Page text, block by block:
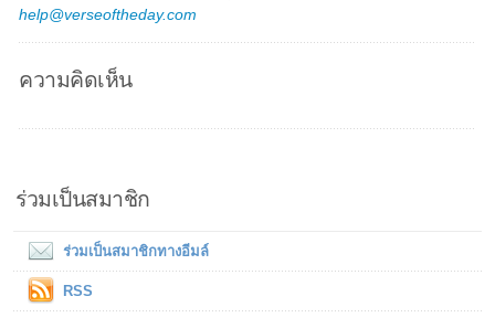
help@verseoftheday.com
ความคิดเห็น
ร่วมเป็นสมาชิก
ร่วมเป็นสมาชิกทางอีมล์
RSS